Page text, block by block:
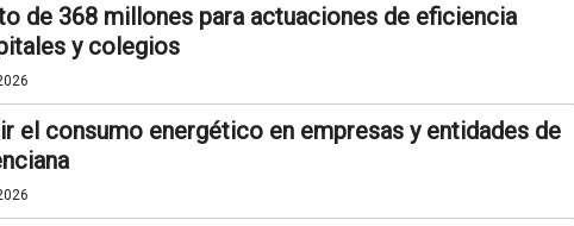
de 368 millones para actuaciones de eficiencia
y colegios
el consumo energético en empresas y entidades de